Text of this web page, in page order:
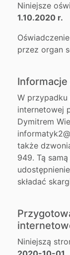
Niniejsze
1.10.2020 r.
przez organ
W
internetowej
Dymitrem
także
949. Tą
składać
Niniejszą